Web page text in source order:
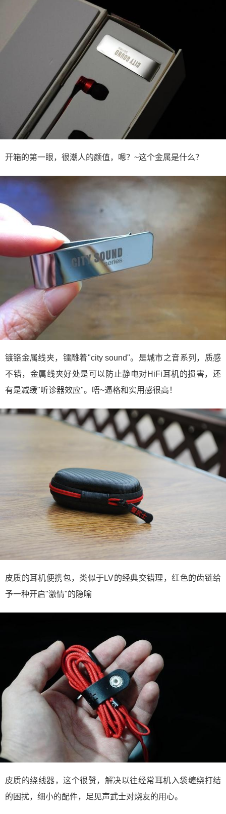
开箱的第一眼，很潮人的颜值，嗯？~这个金属是什么？
镀铬金属线夹，镭雕着"city sound"。是城市之音系列，质感
不错，金属线夹好处是可以防止静电对HiFi耳机的损害，还
有是减缓"听诊器效应"。唔~逼格和实用感很高！
皮质的耳机便携包，类似于LV的经典交错理，红色的齿链给
予一种开启"激情"的隐喻
皮质的绕线器，这个很赞，解决以往经常耳机入袋缠绕打结
的困扰，细小的配件，足见声武士对烧友的用心。